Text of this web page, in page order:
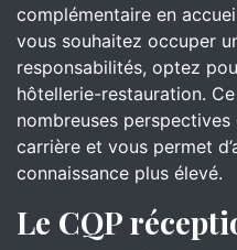
complémentaire en
vous souhaitez occuper
responsabilités, optez
hôtellerie-restauration.
nombreuses
carrière et vous permet
connaissance plus élevé.
Le CQP